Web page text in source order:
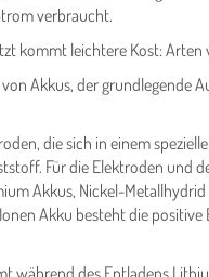
verbraucht.
kommt leichtere Kost: Arten
Akkus, der grundlegende
die sich in einem
Für die Elektroden
Akkus, Nickel-
Akku besteht die
während des Entladens